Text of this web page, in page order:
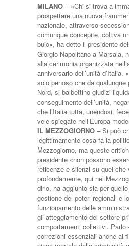
MILANO – «Chi si trova a
prospettare una nuova
nazionale, attraverso
comunque concepite, coltiva
buio», ha detto il presidente
Giorgio Napolitano a Marsala,
alla cerimonia organizzata
anniversario dell’unità d’Italia.
solo penoso che da qualunque
Nord, si balbettino giudizi
conseguimento dell’unità,
che l’Italia tutta, unendosi,
vele spiegate nell’Europa
IL MEZZOGIORNO – Si può
legittimamente cosa fa la
Mezzogiorno, ma queste
presidente «non possono
reticenze e silenzi su quel che
profondamente, qui nel
dirlo, ha aggiunto sia per
gestione dei poteri regionali e
funzionamento delle
gli atteggiamento del settore
comportamenti collettivi. Parlo
correzioni essenziali anche al